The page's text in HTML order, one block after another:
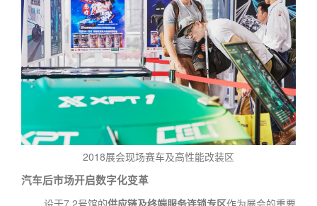
2018展会现场赛车及高性能改装区
汽车后市场开启数字化变革
设于7.2号馆的供应链及终端服务连锁专区作为展会的重要